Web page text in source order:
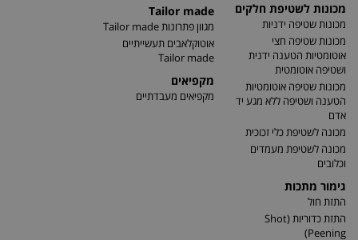
מכונות לשטיפת חלקים
מכונות שטיפה ידניות
מכונות שטיפה חצי
אוטומטיות הטענה ידנית
ושטיפה אוטומטית
מכונות שטיפה אוטומטיות
הטענה ושטיפה ללא מגע יד
אדם
מכונה לשטיפת כלי זכוכית
מכונה לשטיפת מעמדים
וכלובים
גימור מתכות
התזת חול
התזת כדוריות (Shot
Peening)
Tailor made
מגוון פתרונות Tailor made
אוטוקלאבים תעשייתיים
Tailor made
מקפיאים
מקפיאים מעבדתיים